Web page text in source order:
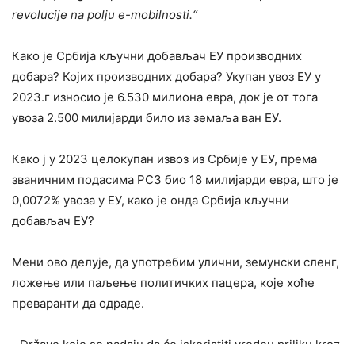
revolucije na polju e-mobilnosti.“
Како је Србија кључни добављач ЕУ производних
добара? Којих производних добара? Укупан увоз ЕУ у
2023.г износио је 6.530 милиона евра, док је от тога
увоза 2.500 милијарди било из земаља ван ЕУ.
Како ј у 2023 целокупан извоз из Србије у ЕУ, према
званичним подасима РСЗ био 18 милијарди евра, што је
0,0072% увоза у ЕУ, како је онда Србија кључни
добављач ЕУ?
Мени ово делује, да употребим улични, земунски сленг,
ложење или паљење политичких пацера, које хоће
преваранти да одраде.